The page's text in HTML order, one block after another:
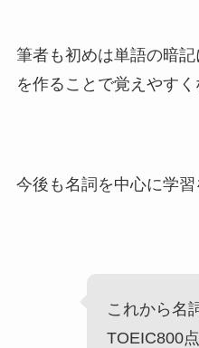
筆者も初めは単語の暗
を作ることで覚えやすく
今後も名詞を中心に学習
これから名
TOEIC800